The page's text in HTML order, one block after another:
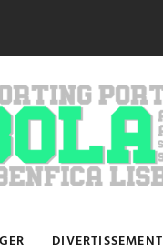
DIVERTISSEMENT